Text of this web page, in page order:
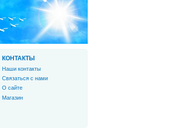
КОНТАКТЫ
Наши контакты
Связаться с нами
О сайте
Магазин